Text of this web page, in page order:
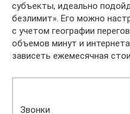
субъекты, идеально
безлимит». Его можно
с учетом географии
объемов минут и
зависеть ежемесячная
Звонки